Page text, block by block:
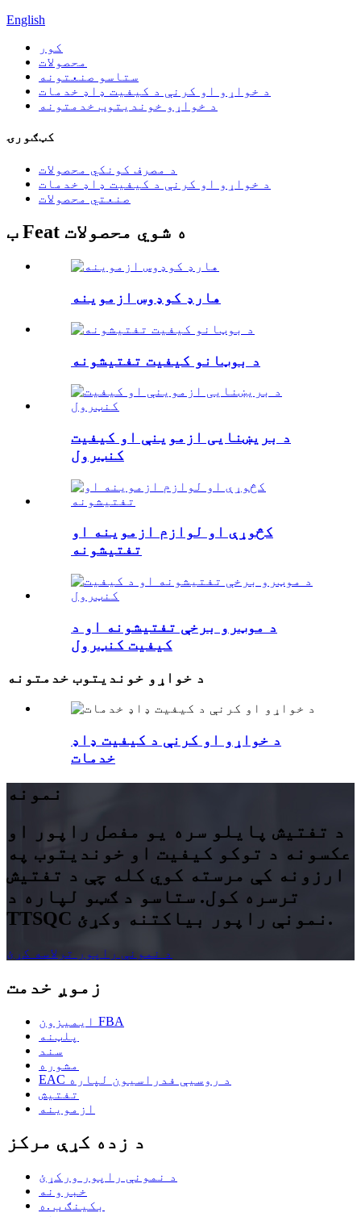
English
کور
محصولات
ستاسو صنعتونه
د خواړو او کرنې د کیفیت ډاډ خدمات
د خواړو خوندیتوب خدمتونه
کټګورۍ
د مصرف کونکي محصولات
د خواړو او کرنې د کیفیت ډاډ خدمات
صنعتي محصولات
ب Feat ه شوي محصولات
هارډ کوډوس ازموینه
د بوټانو کیفیت تفتیشونه
د بریښنایی ازموینې او کیفیت
کنټرول
کڅوړې او لوازم ازموینه او
تفتیشونه
د موټرو برخې تفتیشونه او د
کیفیت کنټرول
د خواړو خوندیتوب خدمتونه
د خواړو او کرنې د کیفیت ډاډ
خدمات
نمونه
د تفتیش پایلو سره یو مفصل راپور او
عکسونه د توکو کیفیت او خوندیتوب په
ارزونه کې مرسته کوي کله چې د تفتیش
ترسره کول. ستاسو د ګټو لپاره د
TTSQC نمونې راپور بیاکتنه وکړئ.
د نمونې راپور ترلاسه کړئ
زموږ خدمت
ایمیزون FBA
پلټنه
سند
مشوره
EAC د روسیې فدراسیون لپاره
تفتیش
ازموینه
د زده کړې مرکز
د نمونې راپور ورکړئ
خبرونه
بکینګ ب .ه